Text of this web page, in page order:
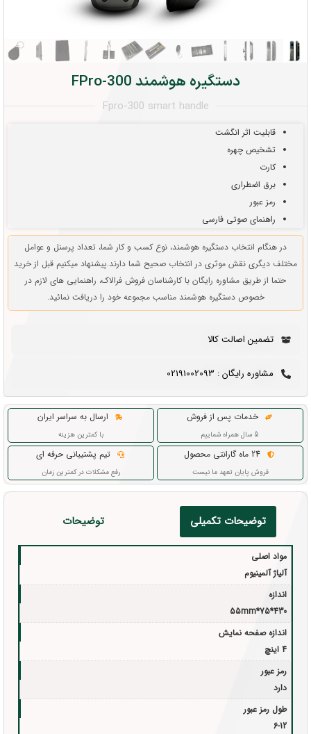
دستگیره هوشمند FPro-300
Fpro-300 smart handle
قابلیت اثر انگشت
تشخیص چهره
کارت
برق اضطراری
رمز عبور
راهنمای صوتی فارسی
در هنگام انتخاب دستگیره هوشمند، نوع کسب و کار شما، تعداد پرسنل و عوامل
مختلف دیگری نقش موثری در انتخاب صحیح شما دارند.پیشنهاد میکنیم قبل از خرید
حتما از طریق مشاوره رایگان با کارشناسان فروش فرالاک، راهنمایی های لازم در
خصوص دستگیره هوشمند مناسب مجموعه خود را دریافت نمائید.
تضمین اصالت کالا
مشاوره رایگان : 02191002093
خدمات پس از فروش
5 سال همراه شماییم
ارسال به سراسر ایران
با کمترین هزینه
24 ماه گارانتی محصول
فروش پایان تعهد ما نیست
تیم پشتیبانی حرفه ای
رفع مشکلات در کمترین زمان
توضیحات تکمیلی توضیحات
مواد اصلی
آلیاژ آلمینیوم
اندازه
430*75*55mm
اندازه صفحه نمایش
4 اینچ
رمز عبور
دارد
طول رمز عبور
6-12